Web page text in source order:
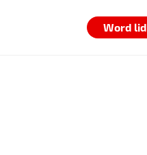
Word lid